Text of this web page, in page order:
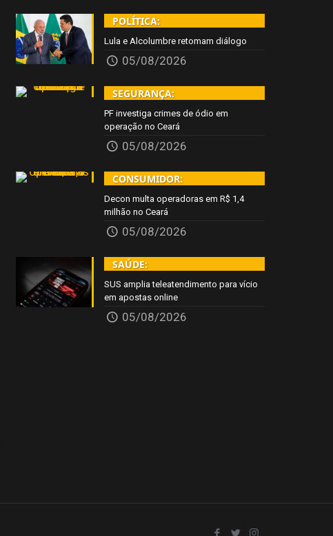
POLÍTICA:
Lula e Alcolumbre retomam diálogo
05/08/2026
SEGURANÇA:
PF investiga crimes de ódio em
operação no Ceará
05/08/2026
CONSUMIDOR:
Decon multa operadoras em R$ 1,4
milhão no Ceará
05/08/2026
SAÚDE:
SUS amplia teleatendimento para vício
em apostas online
05/08/2026